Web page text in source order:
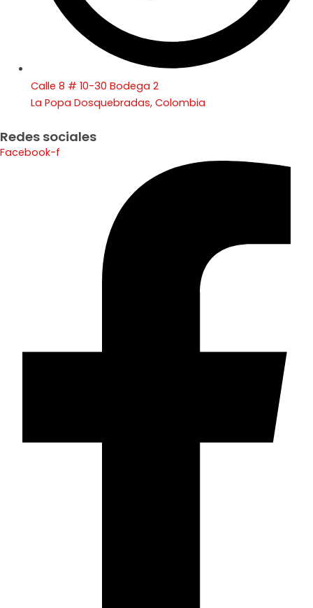
Calle 8 # 10-30 Bodega 2
La Popa Dosquebradas, Colombia
Redes sociales
Facebook-f